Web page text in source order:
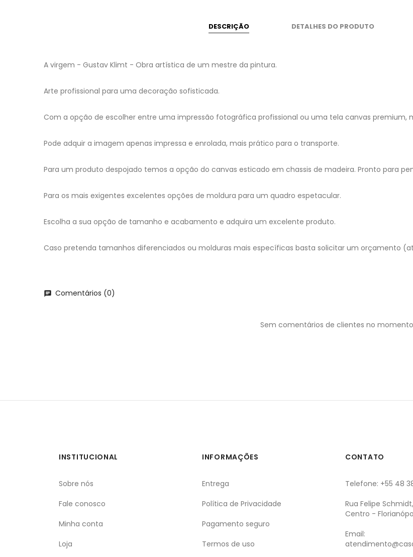
DESCRIÇÃO DETALHES DO PRODUTO
A virgem - Gustav Klimt - Obra artística de um mestre da pintura.
Arte profissional para uma decoração sofisticada.
Com a opção de escolher entre uma impressão fotográfica profissional ou uma tela canvas premium,
Pode adquir a imagem apenas impressa e enrolada, mais prático para o transporte.
Para um produto despojado temos a opção do canvas esticado em chassis de madeira. Pronto para
Para os mais exigentes excelentes opções de moldura para um quadro espetacular.
Escolha a sua opção de tamanho e acabamento e adquira um excelente produto.
Caso pretenda tamanhos diferenciados ou molduras mais específicas basta solicitar um orçamento
chat Comentários (0)
Sem comentários de clientes no
INSTITUCIONAL
Sobre nós
Fale conosco
Minha conta
Loja
INFORMAÇÕES
Entrega
Política de Privacidade
Pagamento seguro
Termos de uso
CONTATO
Telefone: +55 48
Rua Felipe
Centro -
Email: